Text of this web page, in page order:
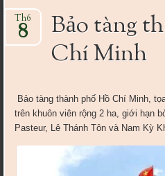
to
content
Bảo tàng
Chí Minh
Th6
8
Bảo tàng thành phố Hồ Chí Minh,
trên khuôn viên rộng 2 ha, giới hạn
Pasteur, Lê Thánh Tôn và Nam Kỳ